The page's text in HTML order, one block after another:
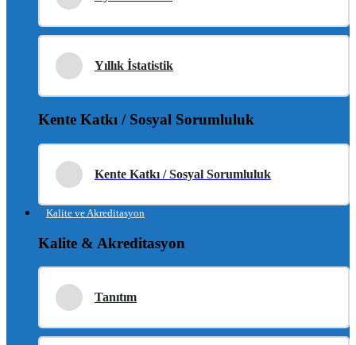
Yıllık İstatistik
Kente Katkı / Sosyal Sorumluluk
Kente Katkı / Sosyal Sorumluluk
Kalite ve Akreditasyon
Kalite & Akreditasyon
Tanıtım